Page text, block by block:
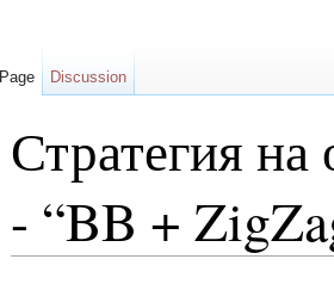
Стратегия
- “BB +
Page Discussion